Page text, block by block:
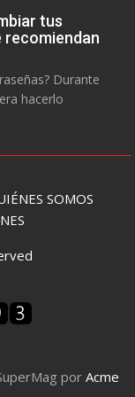
tus
recomiendan
Durante
hacerlo
SOMOS
porAcme